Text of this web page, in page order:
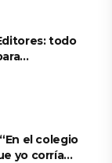
todo
el colegio
yo corría